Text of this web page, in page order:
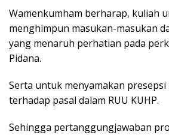
Wamenkumham berharap, kuliah
menghimpun masukan-masukan
yang menaruh perhatian pada
Pidana.
Serta untuk menyamakan
terhadap pasal dalam RUU KUHP.
Sehingga pertanggungjawaban